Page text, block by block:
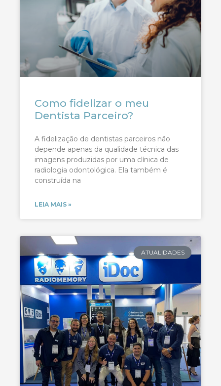
Como fidelizar o meu
Dentista Parceiro?
A fidelização de dentistas parceiros não
depende apenas da qualidade técnica das
imagens produzidas por uma clínica de
radiologia odontológica. Ela também é
construída na
LEIA MAIS »
ATUALIDADES